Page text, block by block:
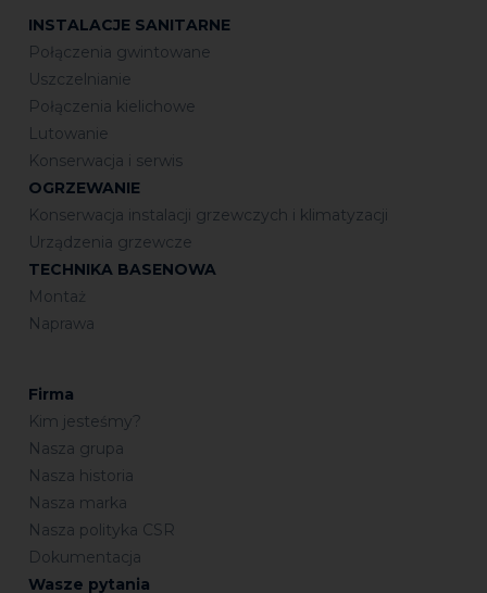
INSTALACJE SANITARNE
Połączenia gwintowane
Uszczelnianie
Połączenia kielichowe
Lutowanie
Konserwacja i serwis
OGRZEWANIE
Konserwacja instalacji grzewczych i klimatyzacji
Urządzenia grzewcze
TECHNIKA BASENOWA
Montaż
Naprawa
Firma
Kim jesteśmy?
Nasza grupa
Nasza historia
Nasza marka
Nasza polityka CSR
Dokumentacja
Wasze pytania